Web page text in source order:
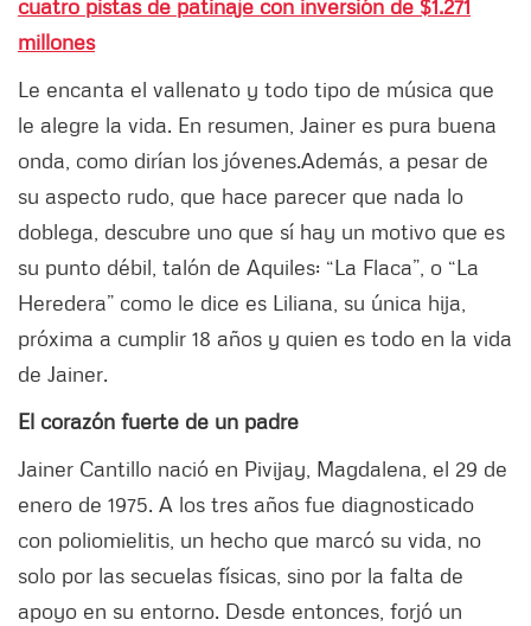
cuatro pistas de patinaje con inversión de $1.271
millones
Le encanta el vallenato y todo tipo de música que
le alegre la vida. En resumen, Jainer es pura buena
onda, como dirían los jóvenes.Además, a pesar de
su aspecto rudo, que hace parecer que nada lo
doblega, descubre uno que sí hay un motivo que es
su punto débil, talón de Aquiles: “La Flaca”, o “La
Heredera” como le dice es Liliana, su única hija,
próxima a cumplir 18 años y quien es todo en la vida
de Jainer.
El corazón fuerte de un padre
Jainer Cantillo nació en Pivijay, Magdalena, el 29 de
enero de 1975. A los tres años fue diagnosticado
con poliomielitis, un hecho que marcó su vida, no
solo por las secuelas físicas, sino por la falta de
apoyo en su entorno. Desde entonces, forjó un